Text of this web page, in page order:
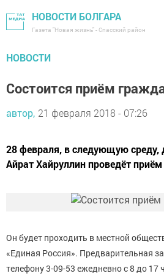
НОВОСТИ БОЛГАРА
Газета "Новая жизнь" - Спасский район
НОВОСТИ
Состоится приём
автор, 21 февраля 2018 - 07:26
28 февраля, в следующую среду,
Айрат Хайруллин проведёт
Он будет проходить в местной
«Единая Россия». Предварительная
телефону 3-09-53 ежедневно с 8 до